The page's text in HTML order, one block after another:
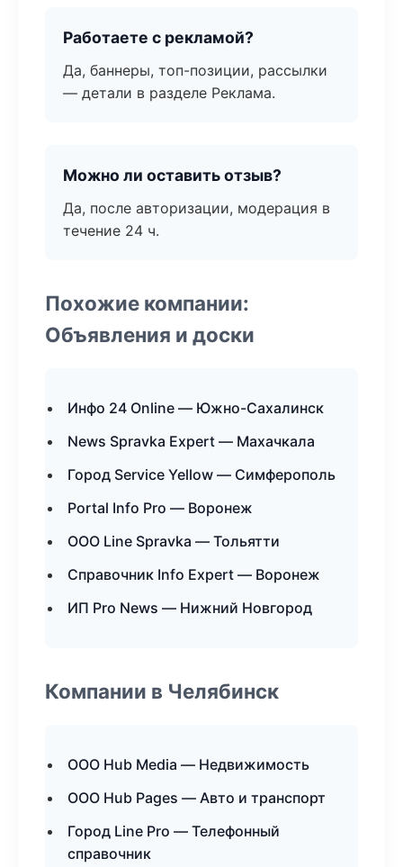
Работаете с рекламой?
Да, баннеры, топ-позиции, рассылки
— детали в разделе Реклама.
Можно ли оставить отзыв?
Да, после авторизации, модерация в
течение 24 ч.
Похожие компании:
Объявления и доски
Инфо 24 Online — Южно-Сахалинск
News Spravka Expert — Махачкала
Город Service Yellow — Симферополь
Portal Info Pro — Воронеж
ООО Line Spravka — Тольятти
Справочник Info Expert — Воронеж
ИП Pro News — Нижний Новгород
Компании в Челябинск
ООО Hub Media — Недвижимость
ООО Hub Pages — Авто и транспорт
Город Line Pro — Телефонный
справочник